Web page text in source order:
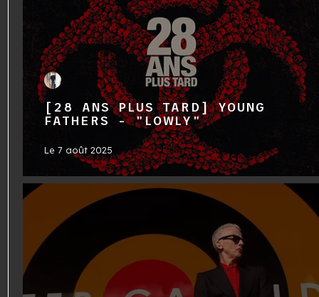
[28 ANS PLUS TARD] YOUNG
FATHERS - "LOWLY"
Le7 août 2025